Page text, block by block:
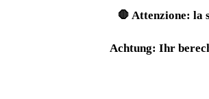
🛑 Attenzione: la
Achtung: Ihr